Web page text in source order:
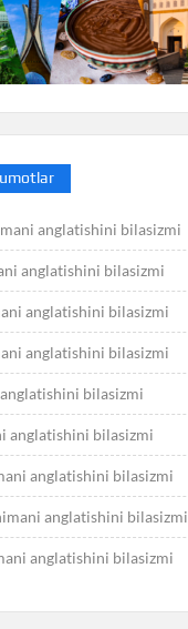
anglatishini bilasizmi
anglatishini bilasizmi
anglatishini bilasizmi
anglatishini bilasizmi
bilasizmi
anglatishini bilasizmi
anglatishini bilasizmi
anglatishini bilasizmi
anglatishini bilasizmi